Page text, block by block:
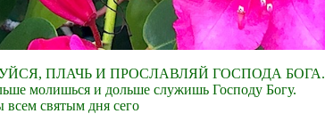
ПЛАЧЬ И ПРОСЛАВЛЯЙ ГОСПОДА БОГА.
молишься и дольше служишь Господу Богу.
святым дня сего